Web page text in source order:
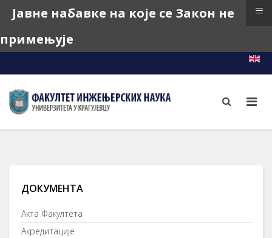
ДОКУМЕНТА
Акта Факултета
Акредитације
Јавне набавке на које се Закон не
примењује
≡